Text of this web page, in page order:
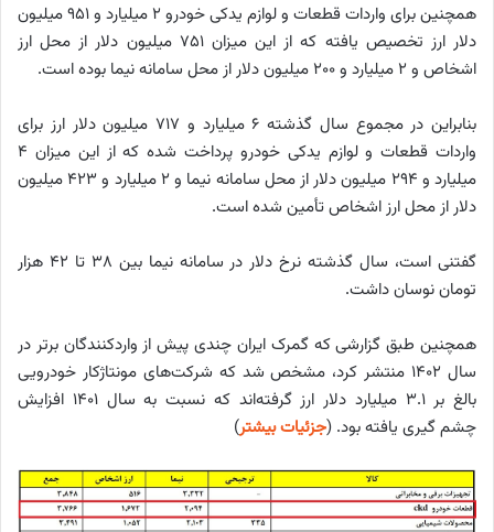
همچنین برای واردات قطعات و لوازم یدکی خودرو ۲ میلیارد و ۹۵۱ میلیون
دلار ارز تخصیص یافته که از این میزان ۷۵۱ میلیون دلار از محل ارز
اشخاص و ۲ میلیارد و ۲۰۰ میلیون دلار از محل سامانه نیما بوده است.
بنابراین در مجموع سال گذشته ۶ میلیارد و ۷۱۷ میلیون دلار ارز برای
واردات قطعات و لوازم یدکی خودرو پرداخت شده که از این میزان ۴
میلیارد و ۲۹۴ میلیون دلار از محل سامانه نیما و ۲ میلیارد و ۴۲۳ میلیون
دلار از محل ارز اشخاص تأمین شده است.
گفتنی است، سال گذشته نرخ دلار در سامانه نیما بین ۳۸ تا ۴۲ هزار
تومان نوسان داشت.
همچنین طبق گزارشی که گمرک ایران چندی پیش از واردکنندگان برتر در
سال ۱۴۰۲ منتشر کرد، مشخص شد که شرکت‌های مونتاژکار خودرویی
بالغ بر ۳.۱ میلیارد دلار ارز گرفته‌اند که نسبت به سال ۱۴۰۱ افزایش
چشم گیری یافته بود. (جزئیات بیشتر)